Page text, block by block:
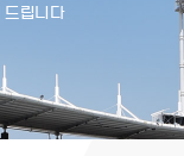
드립니다